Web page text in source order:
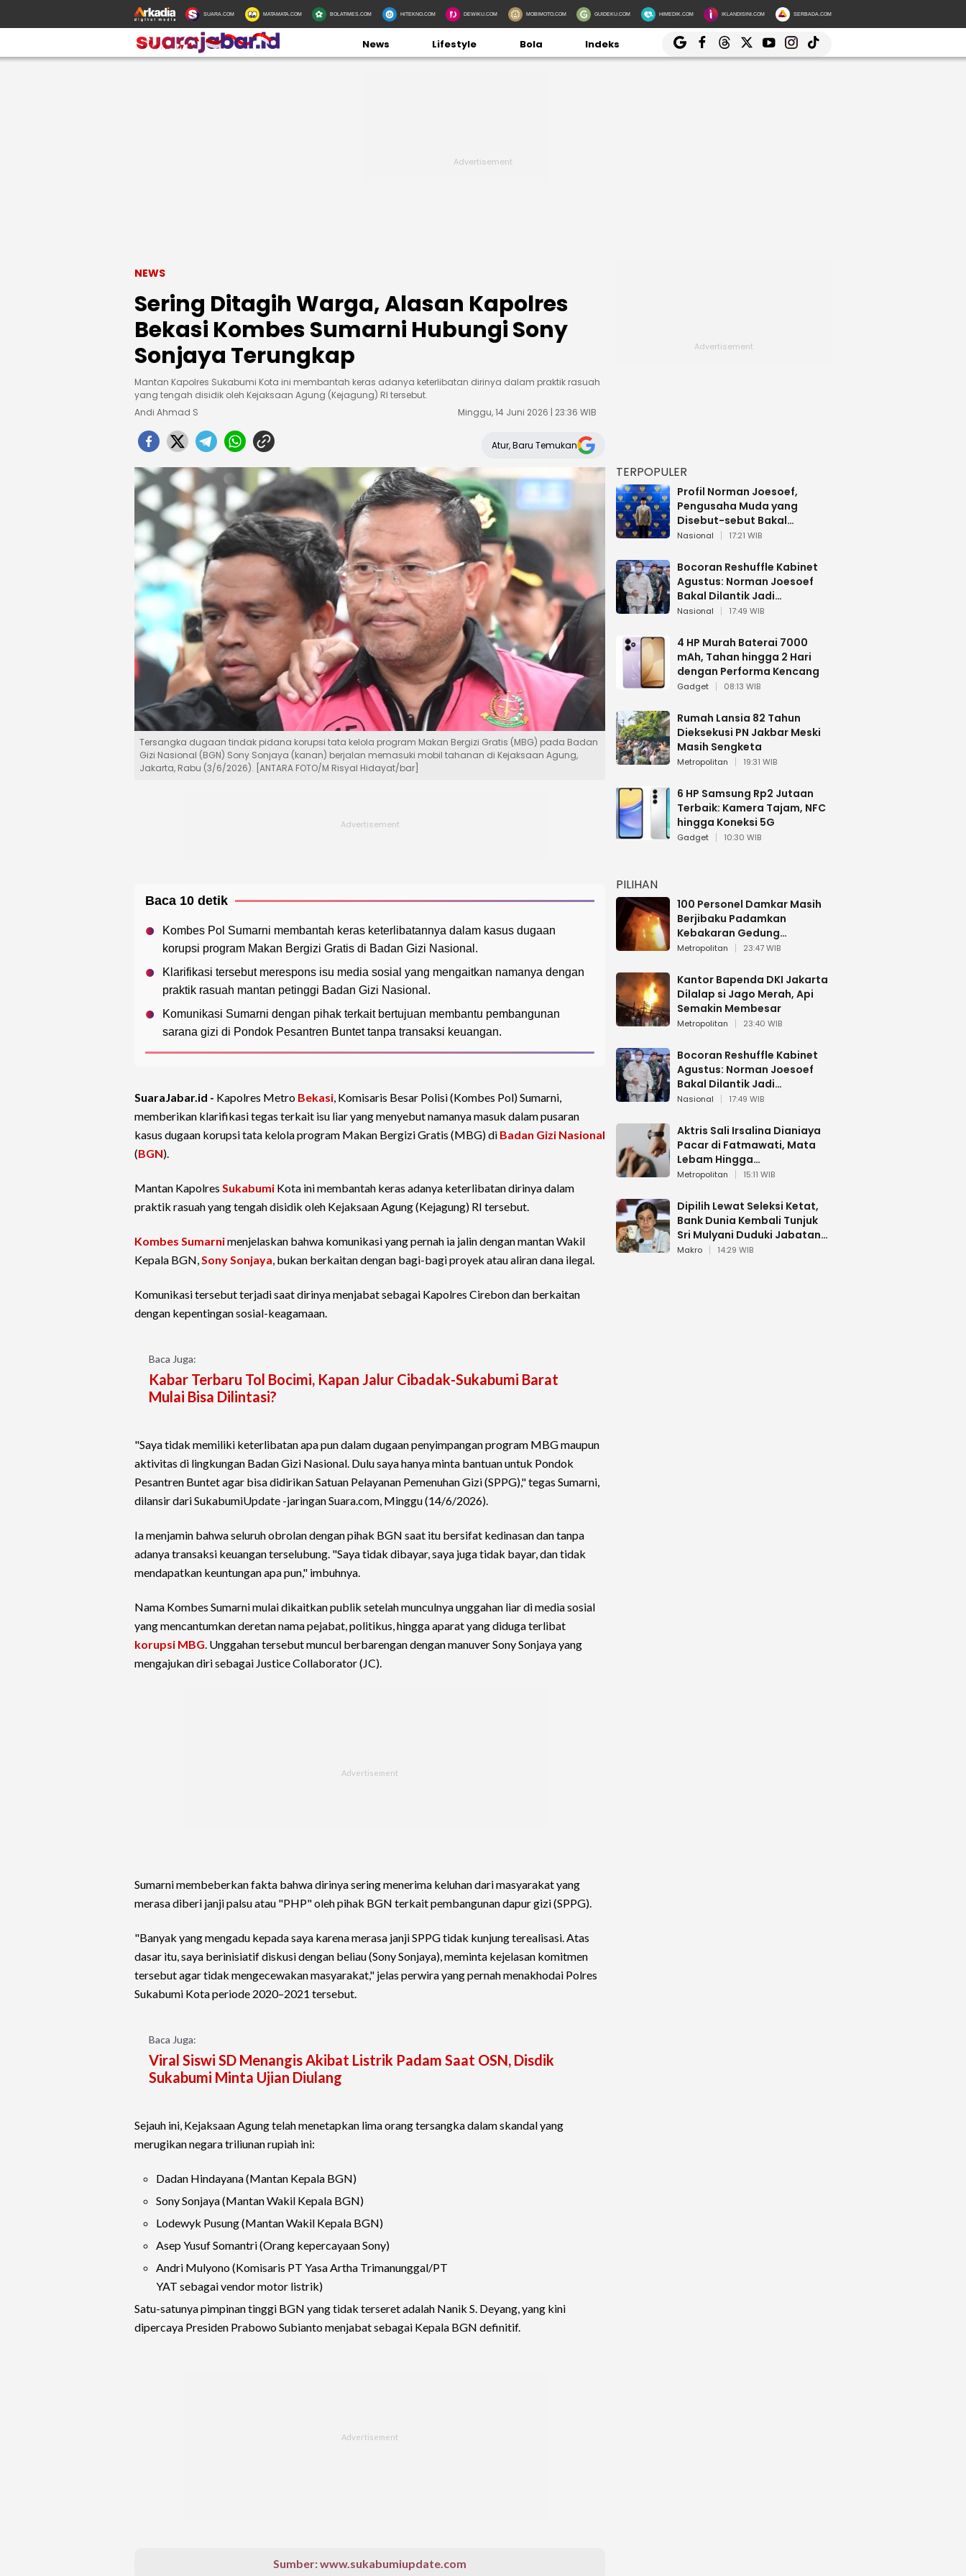
SUARA.COM MATAMATA.COM BOLATIMES.COM HITEKNO.COM DEWIKU.COM MOBIMOTO.COM GUIDEKU.COM HIMEDIK.COM IKLANDISINI.COM SERBADA.COM
News Lifestyle Bola Indeks
NEWS
Sering Ditagih Warga, Alasan Kapolres
Bekasi Kombes Sumarni Hubungi Sony
Sonjaya Terungkap
Mantan Kapolres Sukabumi Kota ini membantah keras adanya keterlibatan dirinya dalam praktik rasuah
yang tengah disidik oleh Kejaksaan Agung (Kejagung) RI tersebut.
Andi Ahmad S
Minggu, 14 Juni 2026 | 23:36 WIB
Atur, Baru Temukan
Tersangka dugaan tindak pidana korupsi tata kelola program Makan Bergizi Gratis (MBG) pada Badan
Gizi Nasional (BGN) Sony Sonjaya (kanan) berjalan memasuki mobil tahanan di Kejaksaan Agung,
Jakarta, Rabu (3/6/2026). [ANTARA FOTO/M Risyal Hidayat/bar]
Baca 10 detik
Kombes Pol Sumarni membantah keras keterlibatannya dalam kasus dugaan
korupsi program Makan Bergizi Gratis di Badan Gizi Nasional.
Klarifikasi tersebut merespons isu media sosial yang mengaitkan namanya dengan
praktik rasuah mantan petinggi Badan Gizi Nasional.
Komunikasi Sumarni dengan pihak terkait bertujuan membantu pembangunan
sarana gizi di Pondok Pesantren Buntet tanpa transaksi keuangan.
SuaraJabar.id - Kapolres Metro Bekasi, Komisaris Besar Polisi (Kombes Pol) Sumarni,
memberikan klarifikasi tegas terkait isu liar yang menyebut namanya masuk dalam pusaran
kasus dugaan korupsi tata kelola program Makan Bergizi Gratis (MBG) di Badan Gizi Nasional
(BGN).
Mantan Kapolres Sukabumi Kota ini membantah keras adanya keterlibatan dirinya dalam
praktik rasuah yang tengah disidik oleh Kejaksaan Agung (Kejagung) RI tersebut.
Kombes Sumarnimenjelaskan bahwa komunikasi yang pernah ia jalin dengan mantan Wakil
Kepala BGN,Sony Sonjaya, bukan berkaitan dengan bagi-bagi proyek atau aliran dana ilegal.
Komunikasi tersebut terjadi saat dirinya menjabat sebagai Kapolres Cirebon dan berkaitan
dengan kepentingan sosial-keagamaan.
Baca Juga:
Kabar Terbaru Tol Bocimi, Kapan Jalur Cibadak-Sukabumi Barat
Mulai Bisa Dilintasi?
"Saya tidak memiliki keterlibatan apa pun dalam dugaan penyimpangan program MBG maupun
aktivitas di lingkungan Badan Gizi Nasional. Dulu saya hanya minta bantuan untuk Pondok
Pesantren Buntet agar bisa didirikan Satuan Pelayanan Pemenuhan Gizi (SPPG)," tegas Sumarni,
dilansir dari SukabumiUpdate -jaringan Suara.com, Minggu (14/6/2026).
Ia menjamin bahwa seluruh obrolan dengan pihak BGN saat itu bersifat kedinasan dan tanpa
adanya transaksi keuangan terselubung. "Saya tidak dibayar, saya juga tidak bayar, dan tidak
mendapatkan keuntungan apa pun," imbuhnya.
Nama Kombes Sumarni mulai dikaitkan publik setelah munculnya unggahan liar di media sosial
yang mencantumkan deretan nama pejabat, politikus, hingga aparat yang diduga terlibat
korupsi MBG. Unggahan tersebut muncul berbarengan dengan manuver Sony Sonjaya yang
mengajukan diri sebagai Justice Collaborator (JC).
Sumarni membeberkan fakta bahwa dirinya sering menerima keluhan dari masyarakat yang
merasa diberi janji palsu atau "PHP" oleh pihak BGN terkait pembangunan dapur gizi (SPPG).
"Banyak yang mengadu kepada saya karena merasa janji SPPG tidak kunjung terealisasi. Atas
dasar itu, saya berinisiatif diskusi dengan beliau (Sony Sonjaya), meminta kejelasan komitmen
tersebut agar tidak mengecewakan masyarakat," jelas perwira yang pernah menakhodai Polres
Sukabumi Kota periode 2020–2021 tersebut.
Baca Juga:
Viral Siswi SD Menangis Akibat Listrik Padam Saat OSN, Disdik
Sukabumi Minta Ujian Diulang
Sejauh ini, Kejaksaan Agung telah menetapkan lima orang tersangka dalam skandal yang
merugikan negara triliunan rupiah ini:
Dadan Hindayana (Mantan Kepala BGN)
Sony Sonjaya (Mantan Wakil Kepala BGN)
Lodewyk Pusung (Mantan Wakil Kepala BGN)
Asep Yusuf Somantri (Orang kepercayaan Sony)
Andri Mulyono (Komisaris PT Yasa Artha Trimanunggal/PT
YAT sebagai vendor motor listrik)
Satu-satunya pimpinan tinggi BGN yang tidak terseret adalah Nanik S. Deyang, yang kini
dipercaya Presiden Prabowo Subianto menjabat sebagai Kepala BGN definitif.
Sumber: www.sukabumiupdate.com
TERPOPULER
Profil Norman Joesoef,
Pengusaha Muda yang
Disebut-sebut Bakal
Dilantik Jadi Wamenhan RI
Nasional 17:21 WIB
Bocoran Reshuffle Kabinet
Agustus: Norman Joesoef
Bakal Dilantik Jadi
Wamenhan RI
Nasional 17:49 WIB
4 HP Murah Baterai 7000
mAh, Tahan hingga 2 Hari
dengan Performa Kencang
Gadget 08:13 WIB
Rumah Lansia 82 Tahun
Dieksekusi PN Jakbar Meski
Masih Sengketa
Metropolitan 19:31 WIB
6 HP Samsung Rp2 Jutaan
Terbaik: Kamera Tajam, NFC
hingga Koneksi 5G
Gadget 10:30 WIB
PILIHAN
100 Personel Damkar Masih
Berjibaku Padamkan
Kebakaran Gedung
Bapenda DKI
Metropolitan 23:47 WIB
Kantor Bapenda DKI Jakarta
Dilalap si Jago Merah, Api
Semakin Membesar
Metropolitan 23:40 WIB
Bocoran Reshuffle Kabinet
Agustus: Norman Joesoef
Bakal Dilantik Jadi
Wamenhan RI
Nasional 17:49 WIB
Aktris Sali Irsalina Dianiaya
Pacar di Fatmawati, Mata
Lebam Hingga
Diselamatkan Polantas
Metropolitan 15:11 WIB
Dipilih Lewat Seleksi Ketat,
Bank Dunia Kembali Tunjuk
Sri Mulyani Duduki Jabatan
Strategis
Makro 14:29 WIB